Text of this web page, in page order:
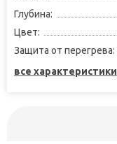
Глубина:
Цвет:
Защита от перегрева:
все характеристики